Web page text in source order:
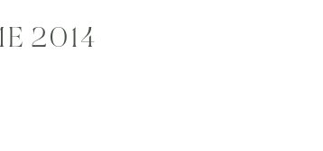
2014